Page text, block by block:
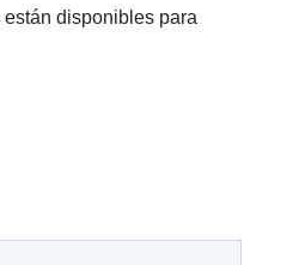
disponibles para